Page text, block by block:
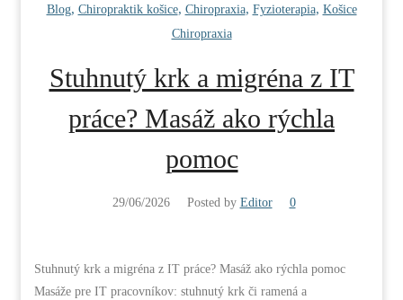
Blog, Chiropraktik košice, Chiropraxia, Fyzioterapia, Košice
Chiropraxia
Stuhnutý krk a migréna z IT
práce? Masáž ako rýchla
pomoc
29/06/2026 Posted by Editor 0
Stuhnutý krk a migréna z IT práce? Masáž ako rýchla pomoc
Masáže pre IT pracovníkov: stuhnutý krk či ramená a